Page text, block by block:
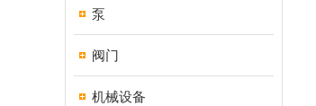
泵
阀门
机械设备